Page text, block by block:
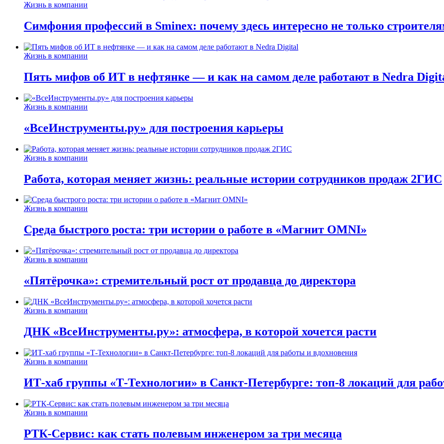
Жизнь в компании
Симфония профессий в Sminex: почему здесь интересно не только
Жизнь в компании
Пять мифов об ИТ в нефтянке — и как на самом деле работают в Nedra
Жизнь в компании
«ВсеИнструменты.ру» для построения карьеры
Жизнь в компании
Работа, которая меняет жизнь: реальные истории сотрудников продаж 2ГИС
Жизнь в компании
Среда быстрого роста: три истории о работе в «Магнит OMNI»
Жизнь в компании
«Пятёрочка»: стремительный рост от продавца до директора
Жизнь в компании
ДНК «ВсеИнструменты.ру»: атмосфера, в которой хочется расти
Жизнь в компании
ИТ-хаб группы «Т-Технологии» в Санкт-Петербурге: топ-8 локаций для
Жизнь в компании
РТК-Сервис: как стать полевым инженером за три месяца